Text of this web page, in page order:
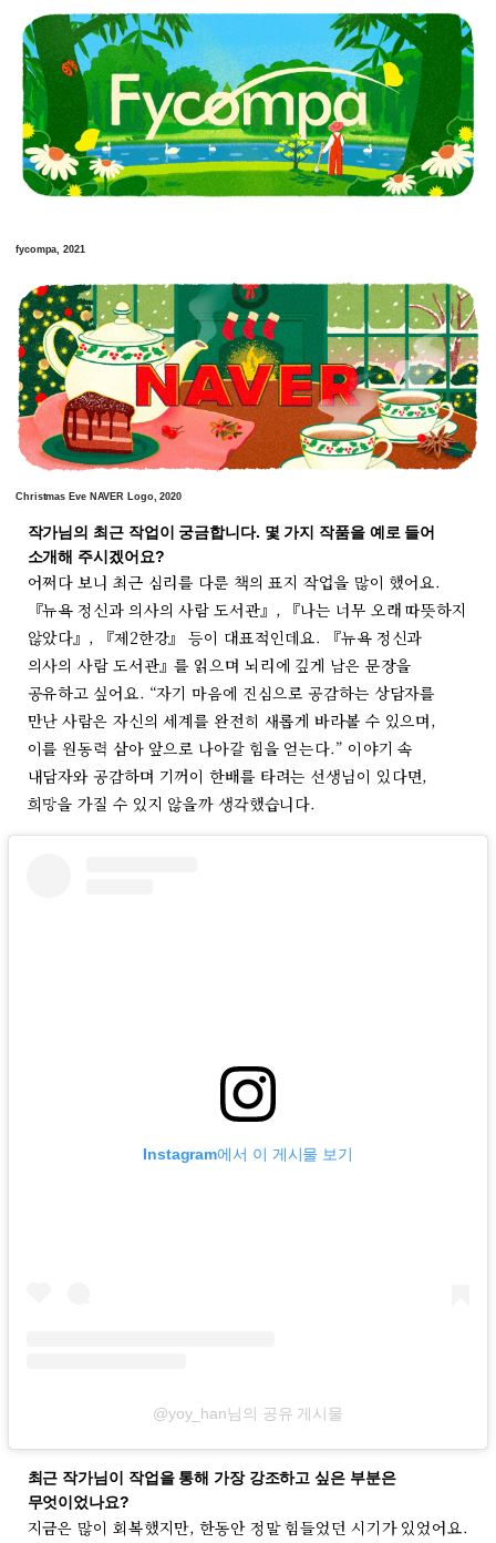
fycompa, 2021
Christmas Eve NAVER Logo, 2020
작가님의 최근 작업이 궁금합니다. 몇 가지 작품을 예로 들어
소개해 주시겠어요?
어쩌다 보니 최근 심리를 다룬 책의 표지 작업을 많이 했어요.
『뉴욕 정신과 의사의 사람 도서관』, 『나는 너무 오래 따뜻하지
않았다』, 『제2한강』 등이 대표적인데요. 『뉴욕 정신과
의사의 사람 도서관』를 읽으며 뇌리에 깊게 남은 문장을
공유하고 싶어요. “자기 마음에 진심으로 공감하는 상담자를
만난 사람은 자신의 세계를 완전히 새롭게 바라볼 수 있으며,
이를 원동력 삼아 앞으로 나아갈 힘을 얻는다.” 이야기 속
내담자와 공감하며 기꺼이 한배를 타려는 선생님이 있다면,
희망을 가질 수 있지 않을까 생각했습니다.
Instagram에서 이 게시물 보기
@yoy_han님의 공유 게시물
최근 작가님이 작업을 통해 가장 강조하고 싶은 부분은
무엇이었나요?
지금은 많이 회복했지만, 한동안 정말 힘들었던 시기가 있었어요.